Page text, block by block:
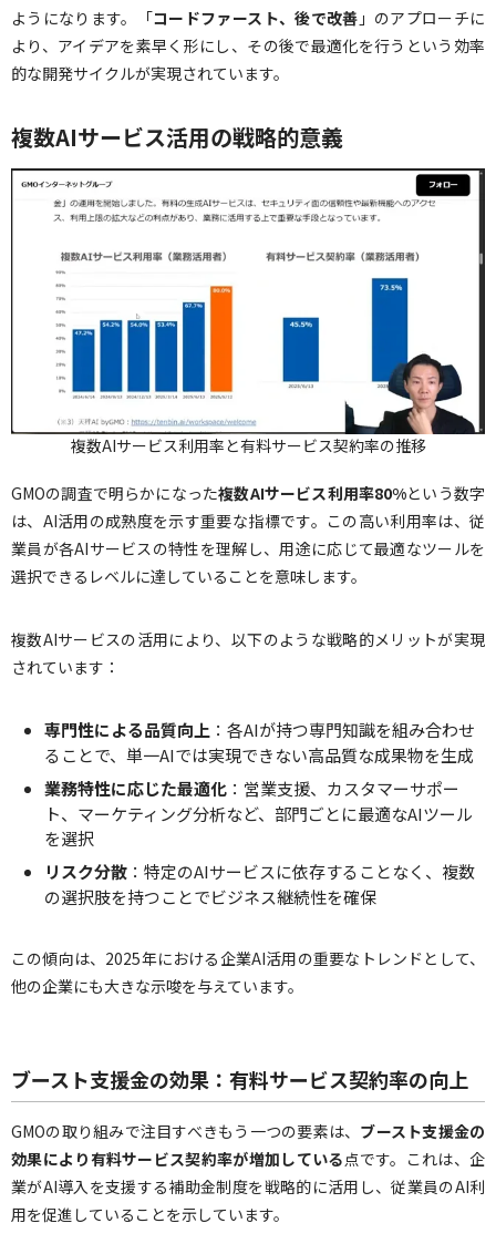
ようになります。「コードファースト、後で改善 」のアプローチに
より、アイデアを素早く形にし、その後で最適化を行うという効率
的な開発サイクルが実現されています。
複数AIサービス活用の戦略的意義
複数AIサービス利用率と有料サービス契約率の推移
GMOの調査で明らかになった複数AIサービス利用率80%という数字
は、AI活用の成熟度を示す重要な指標です。この高い利用率は、従
業員が各AIサービスの特性を理解し、用途に応じて最適なツールを
選択できるレベルに達していることを意味します。
複数AIサービスの活用により、以下のような戦略的メリットが実現
されています：
専門性による品質向上 ：各AIが持つ専門知識を組み合わせ
ることで、単一AIでは実現できない高品質な成果物を生成
業務特性に応じた最適化 ：営業支援、カスタマーサポー
ト、マーケティング分析など、部門ごとに最適なAIツール
を選択
リスク分散 ：特定のAIサービスに依存することなく、複数
の選択肢を持つことでビジネス継続性を確保
この傾向は、2025年における企業AI活用の重要なトレンドとして、
他の企業にも大きな示唆を与えています。
ブースト支援金の効果：有料サービス契約率の向上
GMOの取り組みで注目すべきもう一つの要素は、 ブースト支援金の
効果により有料サービス契約率が増加している点です。これは、企
業がAI導入を支援する補助金制度を戦略的に活用し、従業員のAI利
用を促進していることを示しています。